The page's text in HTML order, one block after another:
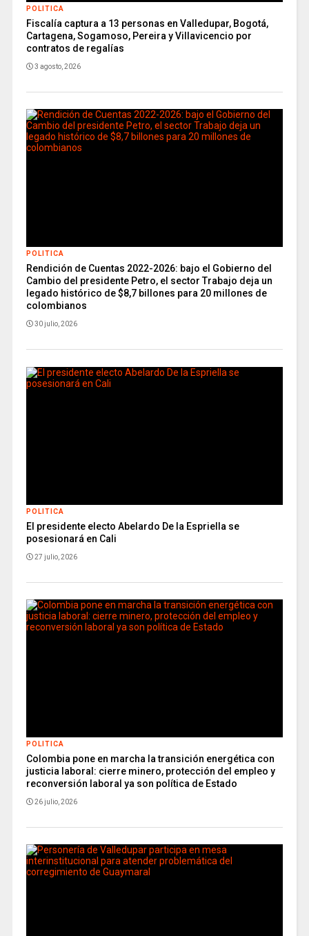
POLITICA
Fiscalía captura a 13 personas en Valledupar, Bogotá,
Cartagena, Sogamoso, Pereira y Villavicencio por
contratos de regalías
3 agosto, 2026
POLITICA
Rendición de Cuentas 2022-2026: bajo el Gobierno del
Cambio del presidente Petro, el sector Trabajo deja un
legado histórico de $8,7 billones para 20 millones de
colombianos
30 julio, 2026
POLITICA
El presidente electo Abelardo De la Espriella se
posesionará en Cali
27 julio, 2026
POLITICA
Colombia pone en marcha la transición energética con
justicia laboral: cierre minero, protección del empleo y
reconversión laboral ya son política de Estado
26 julio, 2026